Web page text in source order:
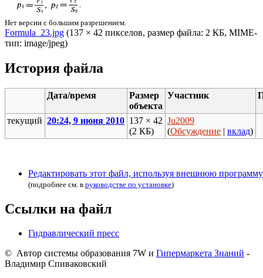
Нет версии с большим разрешением.
Formula_23.jpg ‎ (137 × 42 пикселов, размер файла: 2 КБ, MIME-
тип: image/jpeg)
История файла
Дата/время
Размер
объекта
Участник
текущий 20:24, 9 июня 2010 137 × 42
(2 КБ)
Ju2009
(Обсуждение |вклад)
Редактировать этот файл, используя внешнюю программу
(подробнее см. в руководстве по установке)
Ссылки на файл
Гидравлический пресс
© Автор системы образования 7W и Гипермаркета Знаний -
Владимир Спиваковский